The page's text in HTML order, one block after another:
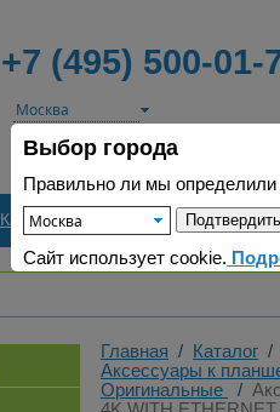
+7 (495) 500-01-
Выбор города
Правильно ли мы
Сайт использует cookie.
+7 (965) 409-
Как заказать Доставка Оплата
Главная / Каталог /
Аксессуары к
Оригинальные
/